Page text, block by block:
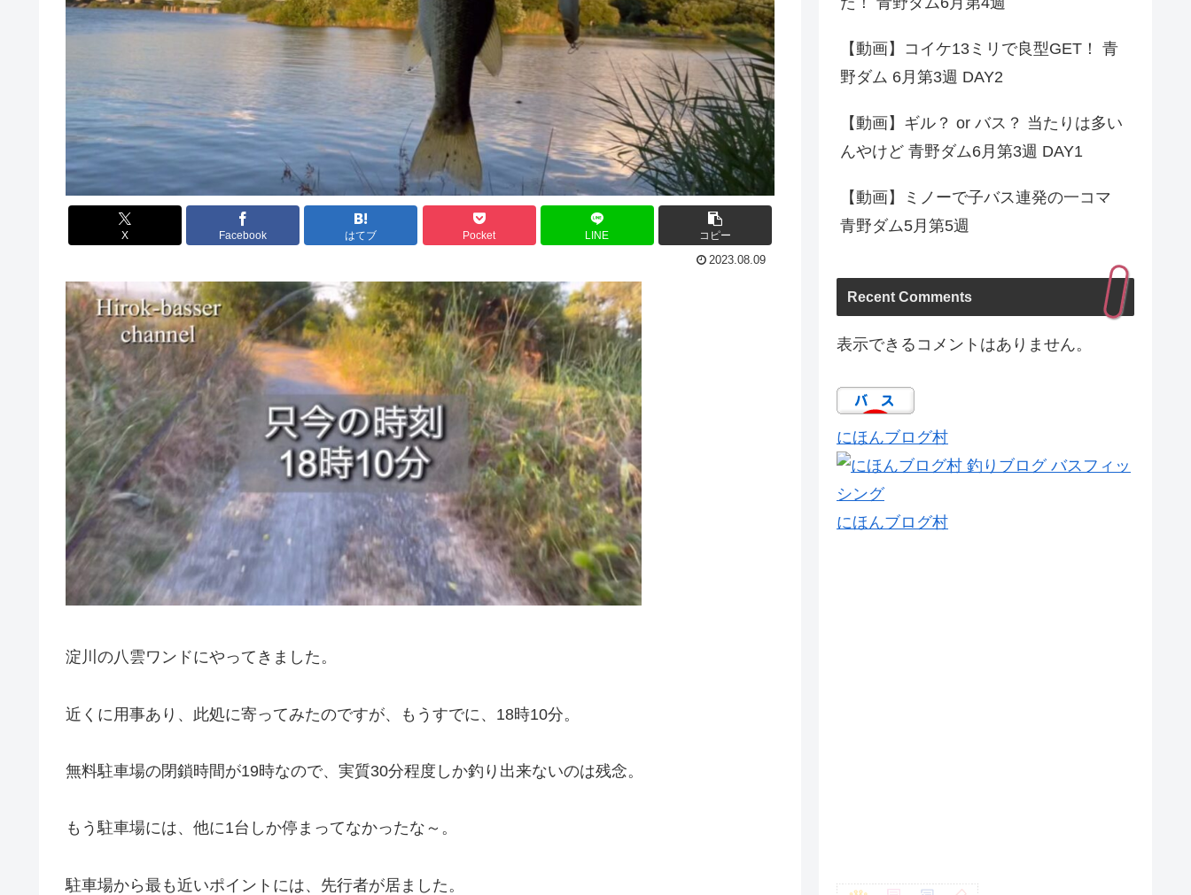
X Facebook はてブ Pocket LINE コピー
2023.08.09
淀川の八雲ワンドにやってきました。
近くに用事あり、此処に寄ってみたのですが、もうすでに、18時10分。
無料駐車場の閉鎖時間が19時なので、実質30分程度しか釣り出来ないのは残念。
もう駐車場には、他に1台しか停まってなかったな～。
駐車場から最も近いポイントには、先行者が居ました。
【動画】コイケ13ミリで良型GET！ 青
野ダム 6月第3週 DAY2
【動画】ギル？ or バス？ 当たりは多い
んやけど 青野ダム6月第3週 DAY1
【動画】ミノーで子バス連発の一コマ
青野ダム5月第5週
Recent Comments
表示できるコメントはありません。
にほんブログ村
にほんブログ村